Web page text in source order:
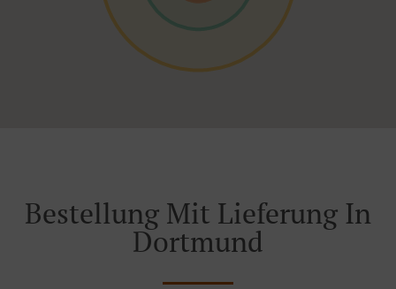
Bestellung Mit Lieferung In
Dortmund